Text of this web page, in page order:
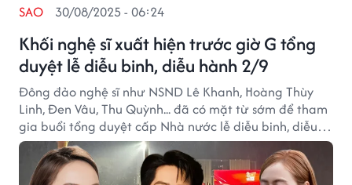
Khối nghệ sĩ xuất hiện trước giờ G tổng
duyệt lễ diễu binh, diễu hành 2/9
SAO 30/08/2025 - 06:24
Đông đảo nghệ sĩ như NSND Lê Khanh, Hoàng Thùy
Linh, Đen Vâu, Thu Quỳnh... đã có mặt từ sớm để tham
gia buổi tổng duyệt cấp Nhà nước lễ diễu binh, diễu
hành 2/9.